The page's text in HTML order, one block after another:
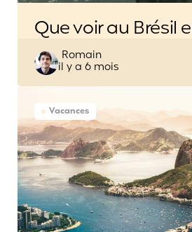
Que voir au Brésil
Posted
by
Romain
il y a 6 mois
Vacances